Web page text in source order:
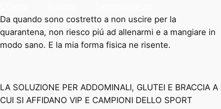
Da quando sono costretto a non uscire per la
quarantena, non riesco piú ad allenarmi e a mangiare in
modo sano. E la mia forma fisica ne risente.
LA SOLUZIONE PER ADDOMINALI, GLUTEI E BRACCIA A
CUI SI AFFIDANO VIP E CAMPIONI DELLO SPORT